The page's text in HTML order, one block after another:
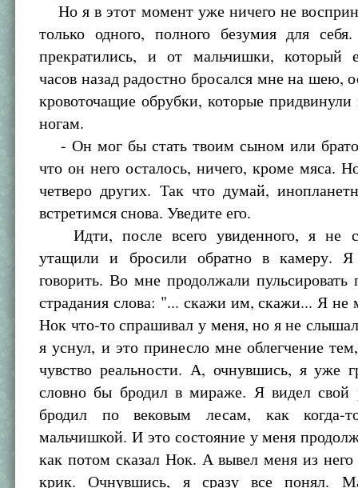
Но я в этот момент уже ничего не
только одного, полного безумия для
прекратились, и от мальчишки, который
часов назад радостно бросался мне на шею,
кровоточащие обрубки, которые
ногам.
- Он мог бы стать твоим сыном или
что он него осталось, ничего, кроме мяса.
четверо других. Так что думай,
встретимся снова. Уведите его.
Идти, после всего увиденного, я не
утащили и бросили обратно в камеру.
говорить. Во мне продолжали
страдания слова: "... скажи им, скажи... Я не
Нок что-то спрашивал у меня, но я не
я уснул, и это принесло мне облегчение
чувство реальности. А, очнувшись, я уже
словно бы бродил в мираже. Я видел свой
бродил по вековым лесам, как когда-
мальчишкой. И это состояние у меня
как потом сказал Нок. А вывел меня из
крик. Очнувшись, я сразу все понял.